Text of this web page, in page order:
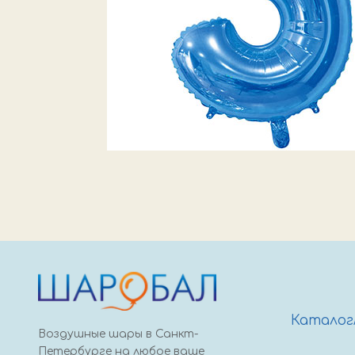
Воздушные шары в Санкт-
Петербурге на любое ваше
Каталог